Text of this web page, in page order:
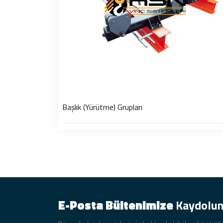
Başlık (Yürütme) Grupları
E-Posta Bültenimize